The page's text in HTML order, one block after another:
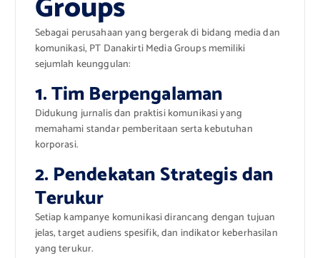
Sebagai perusahaan yang bergerak di bidang media dan
komunikasi, PT Danakirti Media Groups memiliki
sejumlah keunggulan:
1. Tim Berpengalaman
Didukung jurnalis dan praktisi komunikasi yang
memahami standar pemberitaan serta kebutuhan
korporasi.
2. Pendekatan Strategis dan
Terukur
Setiap kampanye komunikasi dirancang dengan tujuan
jelas, target audiens spesifik, dan indikator keberhasilan
yang terukur.